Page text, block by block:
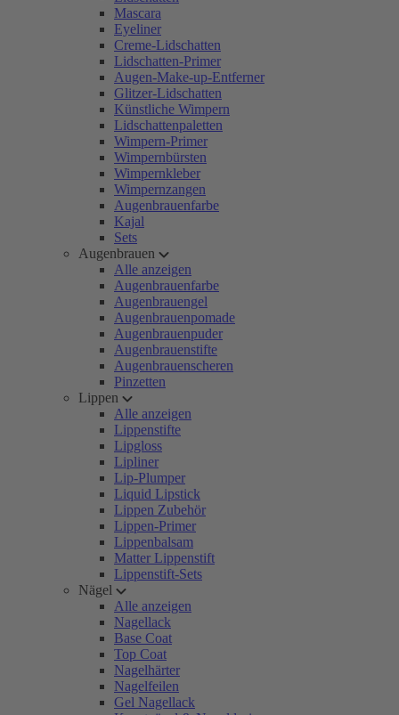
Mascara
Eyeliner
Creme-Lidschatten
Lidschatten-Primer
Augen-Make-up-Entferner
Glitzer-Lidschatten
Künstliche Wimpern
Lidschattenpaletten
Wimpern-Primer
Wimpernbürsten
Wimpernkleber
Wimpernzangen
Augenbrauenfarbe
Kajal
Sets
Augenbrauen
Alle anzeigen
Augenbrauenfarbe
Augenbrauengel
Augenbrauenpomade
Augenbrauenpuder
Augenbrauenstifte
Augenbrauenscheren
Pinzetten
Lippen
Alle anzeigen
Lippenstifte
Lipgloss
Lipliner
Lip-Plumper
Liquid Lipstick
Lippen Zubehör
Lippen-Primer
Lippenbalsam
Matter Lippenstift
Lippenstift-Sets
Nägel
Alle anzeigen
Nagellack
Base Coat
Top Coat
Nagelhärter
Nagelfeilen
Gel Nagellack